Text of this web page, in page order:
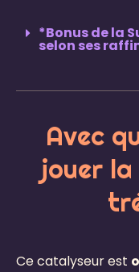
*Bonus de la
selon ses
Avec
jouer
Ce catalyseur est